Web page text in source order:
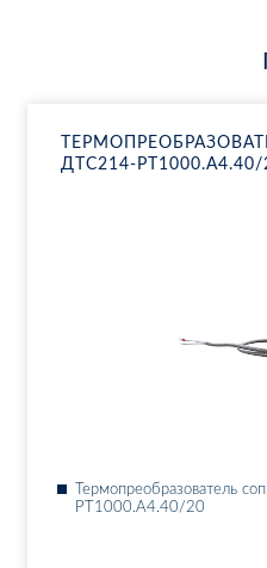
ДТ­С214-РТ1000.А4.40/
Тер­мо­пре­об­ра­зо­ва­тель
РТ1000.А4.40/20